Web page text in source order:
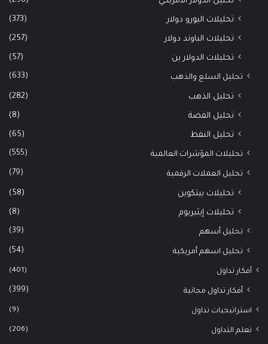
تحليلات اليورو دولار (373)
تحليلات الباوند دولار (257)
تحليلات الدولار ين (57)
تحليل السلع والذهب (633)
تحليل الذهب (282)
تحليل الفضة (8)
تحليل النفط (65)
تحليلات المؤشرات العالمية (555)
تحليل العملات الرقمية (79)
تحليلات بيتكوين (58)
تحليلات إيثيريوم (8)
تحليل أسهم (39)
تحليل اسهم أمريكية (54)
أفكار تداول (401)
أفكار تداول مجانية (399)
استراتيجيات تداول (9)
تعلم التداول (206)